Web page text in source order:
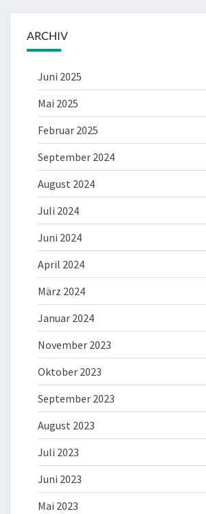
ARCHIV
Juni 2025
Mai 2025
Februar 2025
September 2024
August 2024
Juli 2024
Juni 2024
April 2024
März 2024
Januar 2024
November 2023
Oktober 2023
September 2023
August 2023
Juli 2023
Juni 2023
Mai 2023